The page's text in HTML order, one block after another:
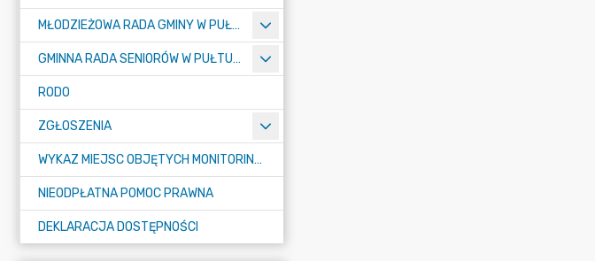
MŁODZIEŻOWA RADA GMINY W PUŁTUSKU
GMINNA RADA SENIORÓW W PUŁTUSKU
RODO
ZGŁOSZENIA
WYKAZ MIEJSC OBJĘTYCH MONITORINGIEM
NIEODPŁATNA POMOC PRAWNA
DEKLARACJA DOSTĘPNOŚCI